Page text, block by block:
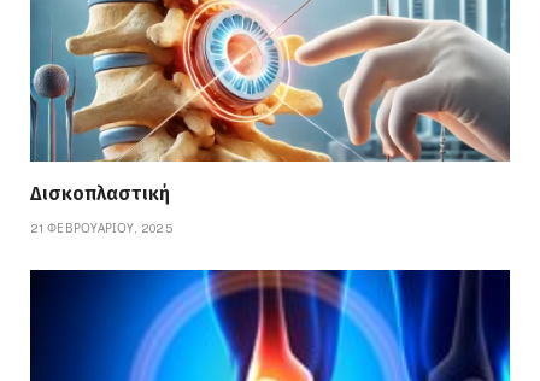
Δισκοπλαστική
21 ΦΕΒΡΟΥΑΡΊΟΥ, 2025